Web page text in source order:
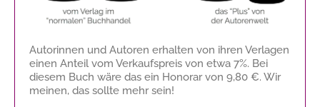
Autorinnen und Autoren erhalten von ihren Verlagen
einen Anteil vom Verkaufspreis von etwa 7%. Bei
diesem Buch wäre das ein Honorar von 9,80 €. Wir
meinen, das sollte mehr sein!